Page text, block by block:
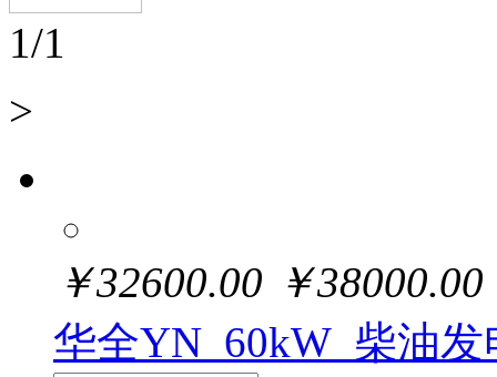
1/1
>
￥32600.00 ￥38000.00
华全YN_60kW_柴油发